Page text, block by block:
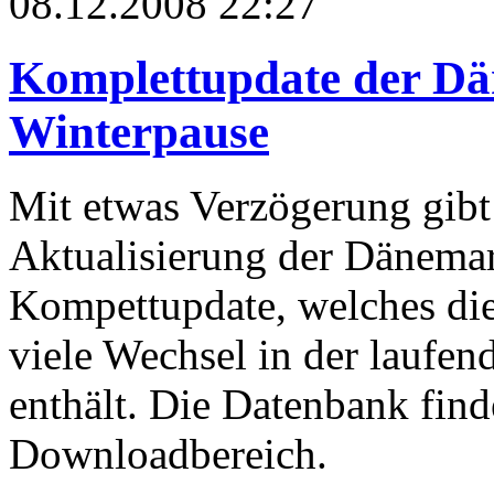
Komplettupdate der
Winterpause
Mit etwas Verzögerung
Aktualisierung der
Kompettupdate, welches
viele Wechsel in der
enthält. Die Datenbank
Downloadbereich.